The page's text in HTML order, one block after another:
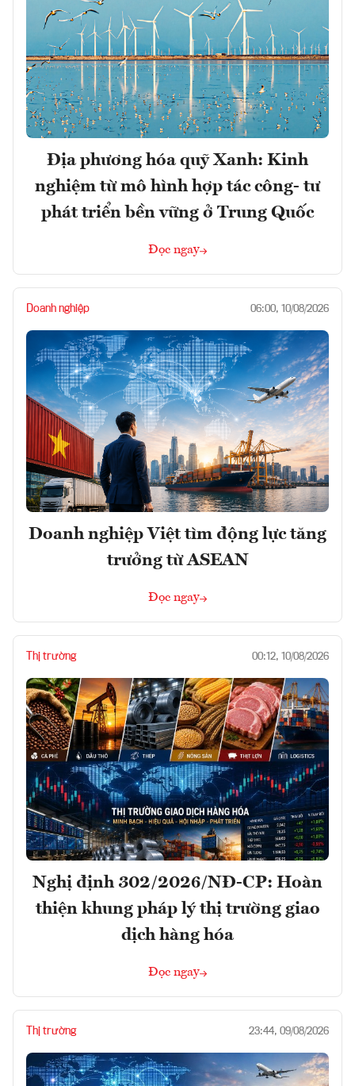
Địa phương hóa quỹ Xanh: Kinh
nghiệm từ mô hình hợp tác công- tư
phát triển bền vững ở Trung Quốc
Đọc ngay
Doanh nghiệp 06:00, 10/08/2026
Doanh nghiệp Việt tìm động lực tăng
trưởng từ ASEAN
Đọc ngay
Thị trường 00:12, 10/08/2026
Nghị định 302/2026/NĐ-CP: Hoàn
thiện khung pháp lý thị trường giao
dịch hàng hóa
Đọc ngay
Thị trường 23:44, 09/08/2026